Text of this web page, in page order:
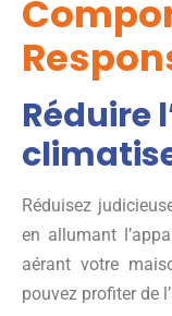
Réduire
Réduisez
en allumant
aérant votre
pouvez profiter de